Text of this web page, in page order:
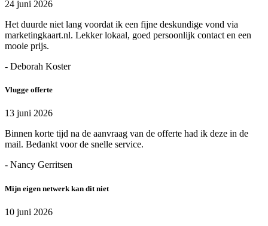
24 juni 2026
Het duurde niet lang voordat ik een fijne deskundige vond via
marketingkaart.nl. Lekker lokaal, goed persoonlijk contact en een
mooie prijs.
- Deborah Koster
Vlugge offerte
13 juni 2026
Binnen korte tijd na de aanvraag van de offerte had ik deze in de
mail. Bedankt voor de snelle service.
- Nancy Gerritsen
Mijn eigen netwerk kan dit niet
10 juni 2026